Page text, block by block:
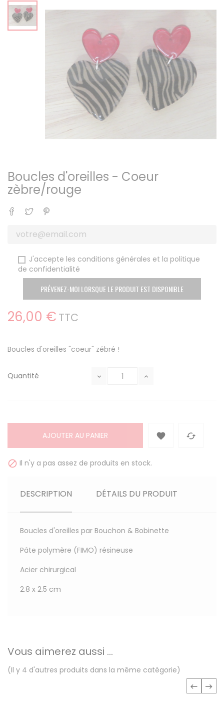
Boucles d'oreilles - Coeur
zèbre/rouge
Partager
Tweet
J'accepte les conditions générales et la politique
de confidentialité
PRÉVENEZ-MOI LORSQUE LE PRODUIT EST DISPONIBLE
26,00 € TTC
Boucles d'oreilles "coeur" zébré !
Quantité
AJOUTER AU PANIER  
 Il n'y a pas assez de produits en stock.
DESCRIPTION DÉTAILS DU PRODUIT
Boucles d'oreilles par Bouchon & Bobinette
Pâte polymère (FIMO) résineuse
Acier chirurgical
2.8 x 2.5 cm
Vous aimerez aussi ...
(Il y 4 d'autres produits dans la même catégorie)